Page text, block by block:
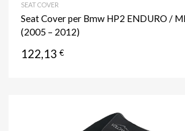
SEAT COVER
Seat Cover per Bmw HP2 ENDURO /
(2005 – 2012)
122,13 €